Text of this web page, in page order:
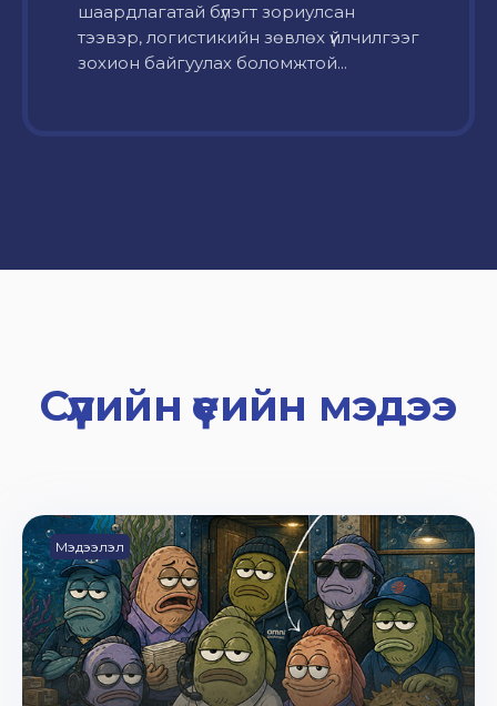
шаардлагатай бүлэгт зориулсан
тээвэр, логистикийн зөвлөх үйлчилгээг
зохион байгуулах боломжтой...
Сүүлийн үеийн мэдээ
Мэдээлэл